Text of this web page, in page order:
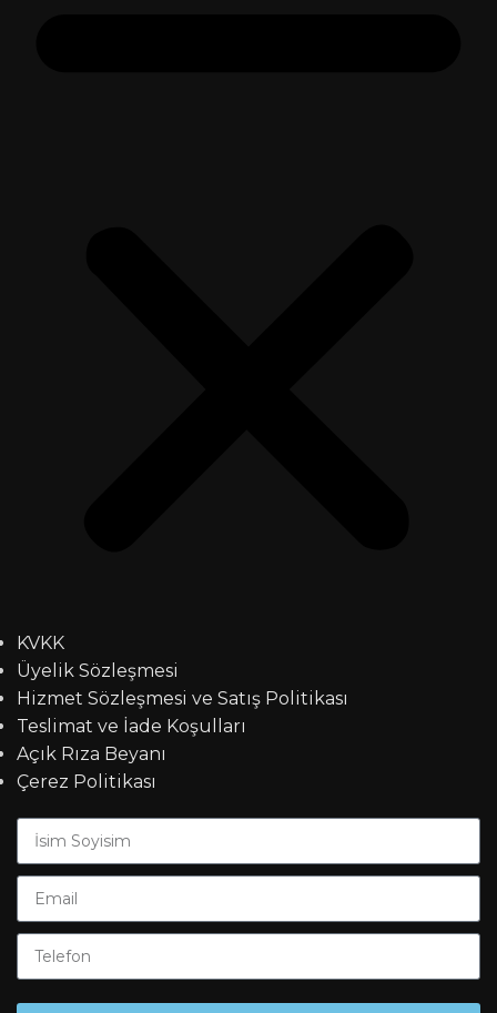
KVKK
Üyelik Sözleşmesi
Hizmet Sözleşmesi ve Satış Politikası
Teslimat ve İade Koşulları
Açık Rıza Beyanı
Çerez Politikası